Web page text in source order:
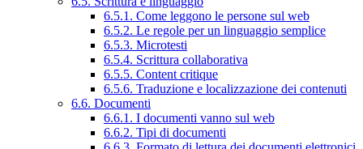
6.5.1. Come leggono le persone sul web
6.5.2. Le regole per un linguaggio semplice
6.5.3. Microtesti
6.5.4. Scrittura collaborativa
6.5.5. Content critique
6.5.6. Traduzione e localizzazione dei contenuti
6.6. Documenti
6.6.1. I documenti vanno sul web
6.6.2. Tipi di documenti